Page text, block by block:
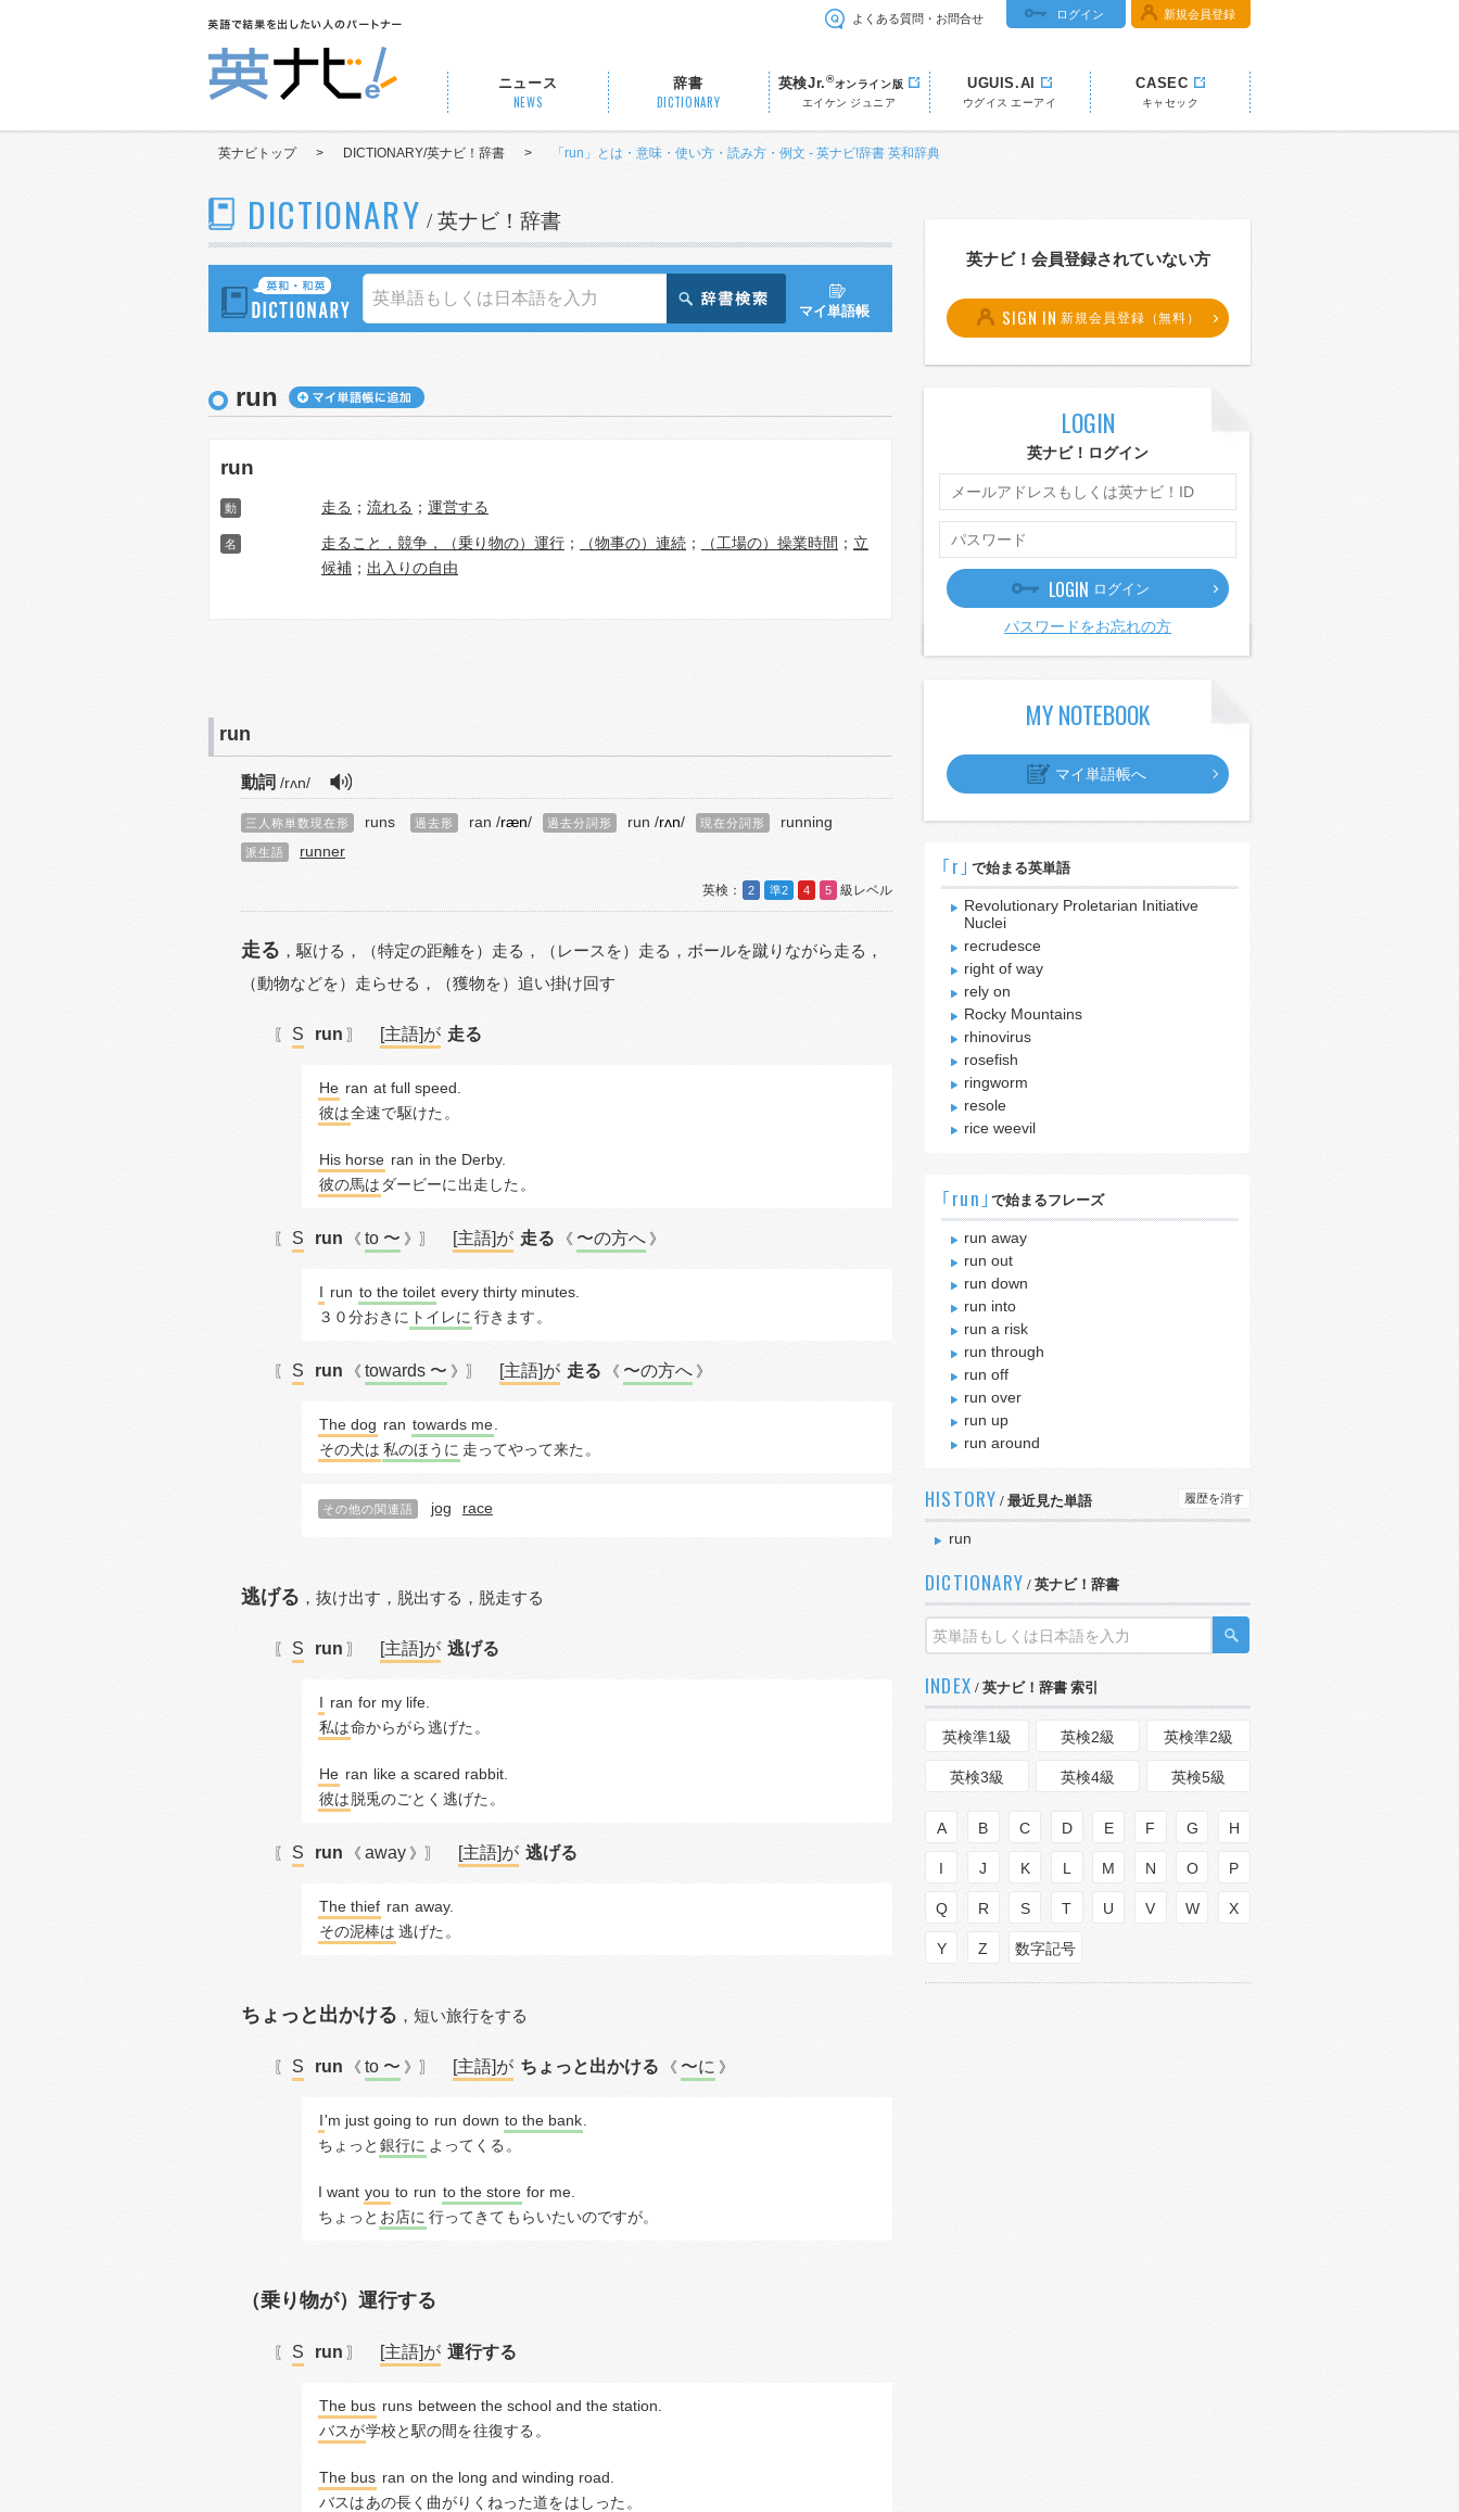
よくある質問・お問合せ ログイン 新規会員登録
ニュース
NEWS
辞書
DICTIONARY
英検Jr.®オンライン版
エイケン ジュニア
UGUIS.AI
ウグイス エーアイ
CASEC
キャセック
英ナビトップ > DICTIONARY/英ナビ！辞書 > 「run」とは・意味・使い方・読み方・例文 - 英ナビ!辞書 英和辞典
DICTIONARY / 英ナビ！辞書
マイ単語帳
run
run
動 走る ； 流れる ； 運営する
名 走ること，競争，（乗り物の）運行 ； （物事の）連続 ； （工場の）操業時間 ； 立
候補 ； 出入りの自由
run
動詞 /rʌn/
三人称単数現在形 runs 過去形 ran /ræn/ 過去分詞形 run /rʌn/ 現在分詞形 running
派生語 runner
2 準2 4 5
走る ， 駆ける， （特定の距離を）走る， （レースを）走る， ボールを蹴りながら走る，
（動物などを）走らせる，
（獲物を）追い掛け回す
〖 S run 〗 [主語]が 走る
He ran at full speed.
彼は全速で駆けた 。
His horse ran in the Derby.
彼の馬は ダービーに 出走した 。
〖 S run 《 to 〜 》〗 [主語]が 走る 《 〜の方へ 》
I run to the toilet every thirty minutes.
３０分おきに トイレに 行きます 。
〖 S run 《 towards 〜 》〗 [主語]が 走る 《 〜の方へ 》
The dog ran towards me
その犬は 私のほうに 走ってやって来た 。
その他の関連語 jog race
逃げる ， 抜け出す， 脱出する， 脱走する
〖 S run 〗 [主語]が 逃げる
I ran for my life.
私は命からがら逃げた 。
He ran like a scared rabbit.
彼は脱兎のごとく 逃げた 。
〖 S run 《 away 》〗 [主語]が 逃げる
The thief ran away.
その泥棒は 逃げた 。
ちょっと出かける ， 短い旅行をする
〖 S run 《 to 〜 》〗 [主語]が ちょっと出かける 《 〜に 》
I'm just going to run down to the bank
ちょっと 銀行に よってくる 。
I want you to run to the store for me.
ちょっと お店に 行ってきて もらいたいのですが。
（乗り物が）運行する
〖 S run 〗 [主語]が 運行する
The bus runs between the school and the station.
バスが学校と駅の間を往復する 。
The bus ran on the long and winding road.
バスはあの長く曲がりくねった道をはしった 。
英ナビ！会員登録されていない方
SIGN IN 新規会員登録（無料）
LOGIN
英ナビ！ログイン
LOGIN ログイン
パスワードをお忘れの方
MY NOTEBOOK
マイ単語帳へ
｢r｣ で始まる英単語
Revolutionary Proletarian Initiative
Nuclei
recrudesce
right of way
rely on
Rocky Mountains
rhinovirus
rosefish
ringworm
resole
rice weevil
｢run｣ で始まるフレーズ
run away
run out
run down
run into
run a risk
run through
run off
run over
run up
run around
HISTORY / 最近見た単語 履歴を消す
run
DICTIONARY / 英ナビ！辞書
INDEX / 英ナビ！辞書 索引
英検準1級 英検2級 英検準2級
英検3級 英検4級 英検5級
A B C D E F G H
I J K L M N O P
Q R S T U V W X
Y Z 数字記号